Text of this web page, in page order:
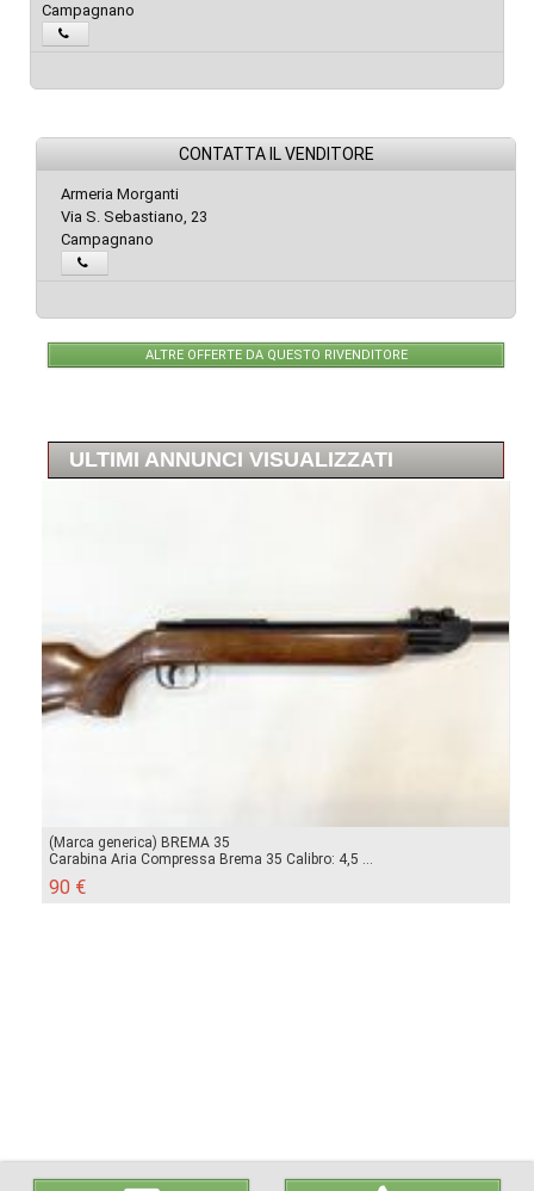
Campagnano
CONTATTA IL VENDITORE
Armeria Morganti
Via S. Sebastiano, 23
Campagnano
ALTRE OFFERTE DA QUESTO RIVENDITORE
ULTIMI ANNUNCI VISUALIZZATI
(Marca generica) BREMA 35
Carabina Aria Compressa Brema 35 Calibro: 4,5 ...
90 €